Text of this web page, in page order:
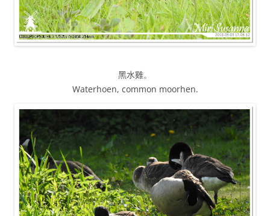
黑水雞。
Waterhoen, common moorhen.